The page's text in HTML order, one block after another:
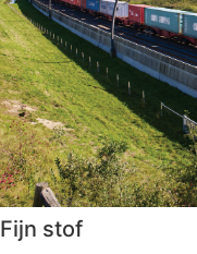
Fijn stof